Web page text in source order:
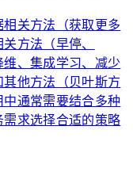
关方法（获取更多
方法（早停、
、集成学习、减少
他方法（贝叶斯方
通常需要结合多种
求选择合适的策略